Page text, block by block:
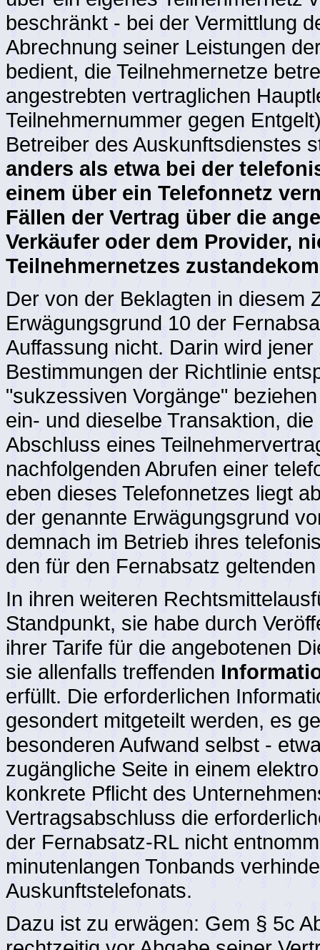
beschränkt - bei der Vermittlung
Abrechnung seiner Leistungen
bedient, die Teilnehmernetze
angestrebten vertraglichen
Teilnehmernummer gegen
Betreiber des Auskunftsdienstes
anders als etwa bei der
einem über ein Telefonnetz
Fällen der Vertrag über die
Verkäufer oder dem Provider,
Teilnehmernetzes
Der von der Beklagten in diesem
Erwägungsgrund 10 der
Auffassung nicht. Darin wird
Bestimmungen der Richtlinie
"sukzessiven Vorgänge"
ein- und dieselbe Transaktion,
Abschluss eines
nachfolgenden Abrufen einer
eben dieses Telefonnetzes liegt
der genannte Erwägungsgrund
demnach im Betrieb ihres
den für den Fernabsatz
In ihren weiteren
Standpunkt, sie habe durch
ihrer Tarife für die angebotenen
sie allenfalls treffenden
erfüllt. Die erforderlichen
gesondert mitgeteilt werden, es
besonderen Aufwand selbst -
zugängliche Seite in einem
konkrete Pflicht des
Vertragsabschluss die
der Fernabsatz-RL nicht
minutenlangen Tonbands
Auskunftstelefonats.
Dazu ist zu erwägen: Gem § 5c